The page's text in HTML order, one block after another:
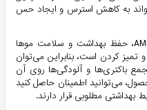
به کاهش استرس و ایجاد حس
سومین مزیت استفاده از شانه شامپو AMS، حفظ بهداشت و سلامت موها
کردن است، بنابراین می‌توان
باکتری‌ها و آلودگی‌ها روی آن
می‌توانید اطمینان حاصل کنید
مطلوبی قرار دارند.